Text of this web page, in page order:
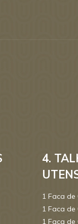
4.
1 Faca
1 Faca
1 Faca